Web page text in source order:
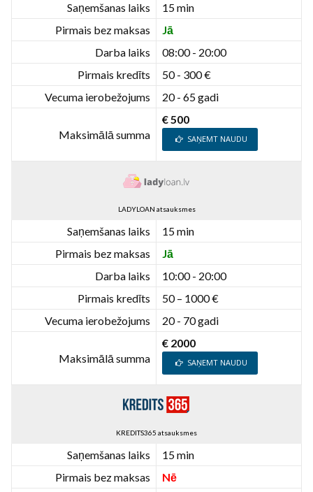
Saņemšanas laiks
15 min
Pirmais bez maksas
Jā
Darba laiks
08:00 - 20:00
Pirmais kredīts
50 - 300 €
Vecuma ierobežojums
20 - 65 gadi
Maksimālā summa
€ 500
SAŅEMT NAUDU
LADYLOAN atsauksmes
Saņemšanas laiks
15 min
Pirmais bez maksas
Jā
Darba laiks
10:00 - 20:00
Pirmais kredīts
50 – 1000 €
Vecuma ierobežojums
20 - 70 gadi
Maksimālā summa
€ 2000
SAŅEMT NAUDU
KREDITS365 atsauksmes
Saņemšanas laiks
15 min
Pirmais bez maksas
Nē